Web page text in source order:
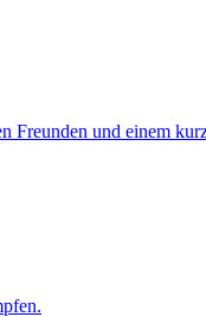
Freunden und einem